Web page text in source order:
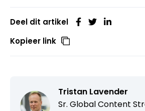
Deel dit artikel
Kopieer link
Tristan Lavender
Sr. Global Content